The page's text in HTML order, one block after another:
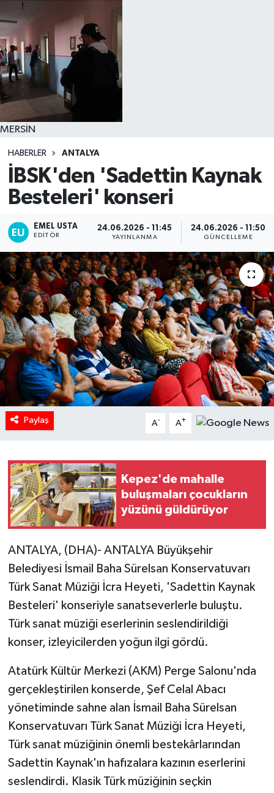
MERSİN
HABERLER ANTALYA
İBSK'den 'Sadettin Kaynak
Besteleri' konseri
EMEL USTA
EDITÖR
24.06.2026 - 11:45
YAYINLANMA
24.06.2026 - 11:50
GÜNCELLEME
Paylaş A- A+
Kepez'de mahalle
buluşmaları çocukların
yüzünü güldürüyor
ANTALYA, (DHA)- ANTALYA Büyükşehir
Belediyesi İsmail Baha Sürelsan Konservatuvarı
Türk Sanat Müziği İcra Heyeti, 'Sadettin Kaynak
Besteleri' konseriyle sanatseverlerle buluştu.
Türk sanat müziği eserlerinin seslendirildiği
konser, izleyicilerden yoğun ilgi gördü.
Atatürk Kültür Merkezi (AKM) Perge Salonu'nda
gerçekleştirilen konserde, Şef Celal Abacı
yönetiminde sahne alan İsmail Baha Sürelsan
Konservatuvarı Türk Sanat Müziği İcra Heyeti,
Türk sanat müziğinin önemli bestekârlarından
Sadettin Kaynak'ın hafızalara kazının eserlerini
seslendirdi. Klasik Türk müziğinin seçkin